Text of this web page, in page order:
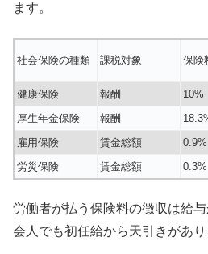
ます。
社会保険の種類 課税対象 保険
健康保険
報酬 10%
厚生年金保険
報酬
雇用保険
賃金総額 0.9%
労災保険
賃金総額 0.3%
労働者が払う保険料の徴収は給
会人でも初任給から天引きがあり